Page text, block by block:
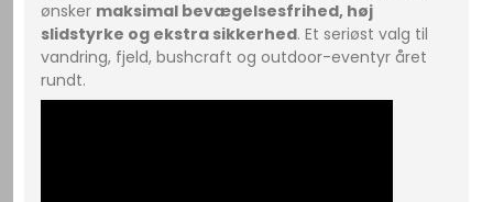
ønsker maksimal bevægelsesfrihed, høj
slidstyrke og ekstra sikkerhed. Et seriøst valg til
vandring, fjeld, bushcraft og outdoor-eventyr året
rundt.